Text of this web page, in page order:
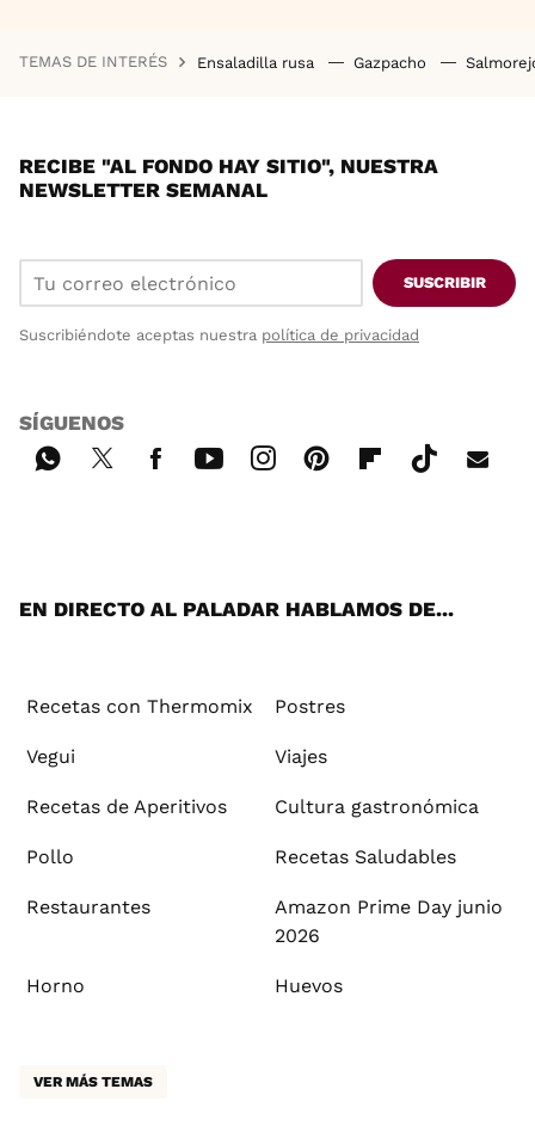
TEMAS DE INTERÉS Ensaladilla rusa Gazpacho
RECIBE "AL FONDO HAY SITIO", NUESTRA
NEWSLETTER SEMANAL
SUSCRIBIR
Suscribiéndote aceptas nuestra política de privacidad
SÍGUENOS
EN DIRECTO AL PALADAR HABLAMOS DE...
Recetas con Thermomix Postres
Vegui Viajes
Recetas de Aperitivos Cultura gastronómica
Pollo Recetas Saludables
Restaurantes
Amazon Prime Day junio
2026
Horno Huevos
VER MÁS TEMAS